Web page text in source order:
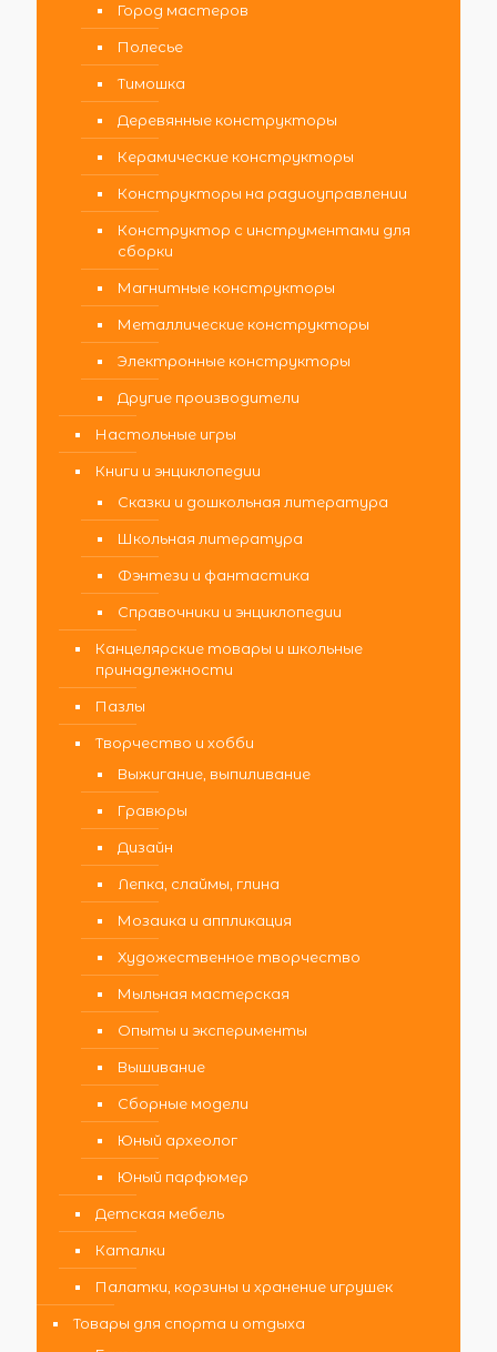
Город мастеров
Полесье
Тимошка
Деревянные конструкторы
Керамические конструкторы
Конструкторы на радиоуправлении
Конструктор с инструментами для
сборки
Магнитные конструкторы
Металлические конструкторы
Электронные конструкторы
Другие производители
Настольные игры
Книги и энциклопедии
Сказки и дошкольная литература
Школьная литература
Фэнтези и фантастика
Справочники и энциклопедии
Канцелярские товары и школьные
принадлежности
Пазлы
Творчество и хобби
Выжигание, выпиливание
Гравюры
Дизайн
Лепка, слаймы, глина
Мозаика и аппликация
Художественное творчество
Мыльная мастерская
Опыты и эксперименты
Вышивание
Сборные модели
Юный археолог
Юный парфюмер
Детская мебель
Каталки
Палатки, корзины и хранение игрушек
Товары для спорта и отдыха